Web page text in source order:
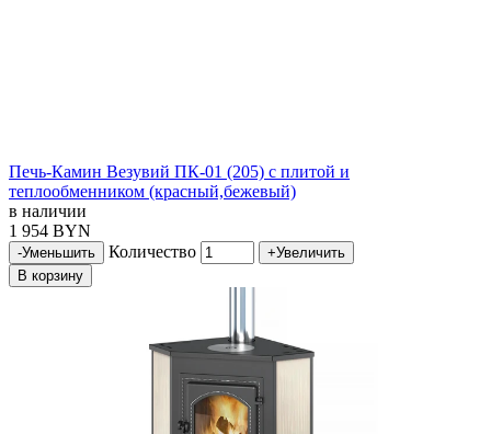
Печь-Камин Везувий ПК-01 (205) с плитой и
теплообменником (красный,бежевый)
в наличии
1 954 BYN
-Уменьшить Количество +Увеличить
В корзину